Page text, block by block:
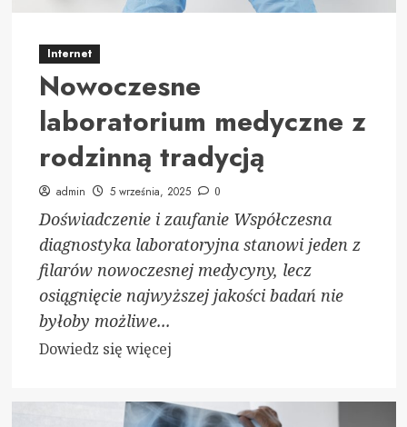
Internet
Nowoczesne
laboratorium medyczne z
rodzinną tradycją
admin 5 września, 2025 0
Doświadczenie i zaufanie Współczesna
diagnostyka laboratoryjna stanowi jeden z
filarów nowoczesnej medycyny, lecz
osiągnięcie najwyższej jakości badań nie
byłoby możliwe...
Dowiedz się więcejDowiedz
o